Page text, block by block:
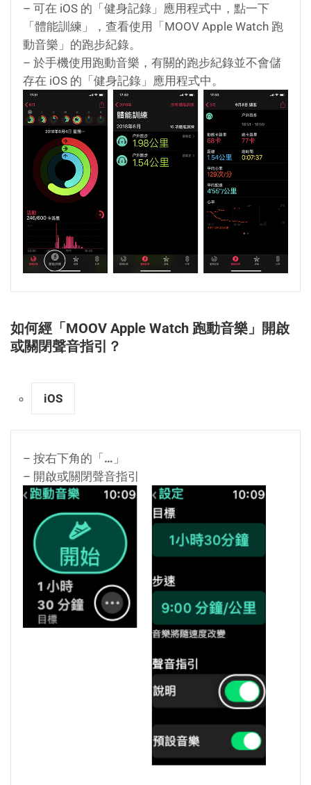
– 可在 iOS 的「健身記錄」應用程式中，點一下
「體能訓練」，查看使用「MOOV Apple Watch 跑
動音樂」的跑步紀錄。
– 於手機使用跑動音樂，有關的跑步紀錄並不會儲
存在 iOS 的「健身記錄」應用程式中。
如何經「MOOV Apple Watch 跑動音樂」開啟
或關閉聲音指引？
iOS
– 按右下角的「… 」
– 開啟或關閉聲音指引